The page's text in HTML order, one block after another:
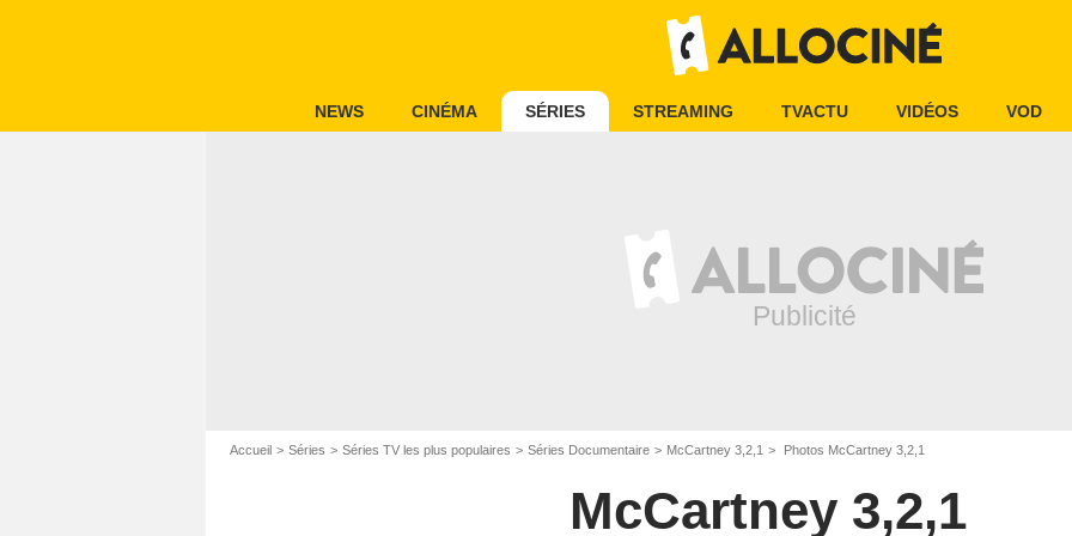
NEWS CINÉMA SÉRIES STREAMING TVACTU VIDÉOS VOD
Accueil Séries Séries TV les plus populaires Séries Documentaire McCartney 3,2,1 Photos McCartney 3,2,1
McCartney 3,2,1